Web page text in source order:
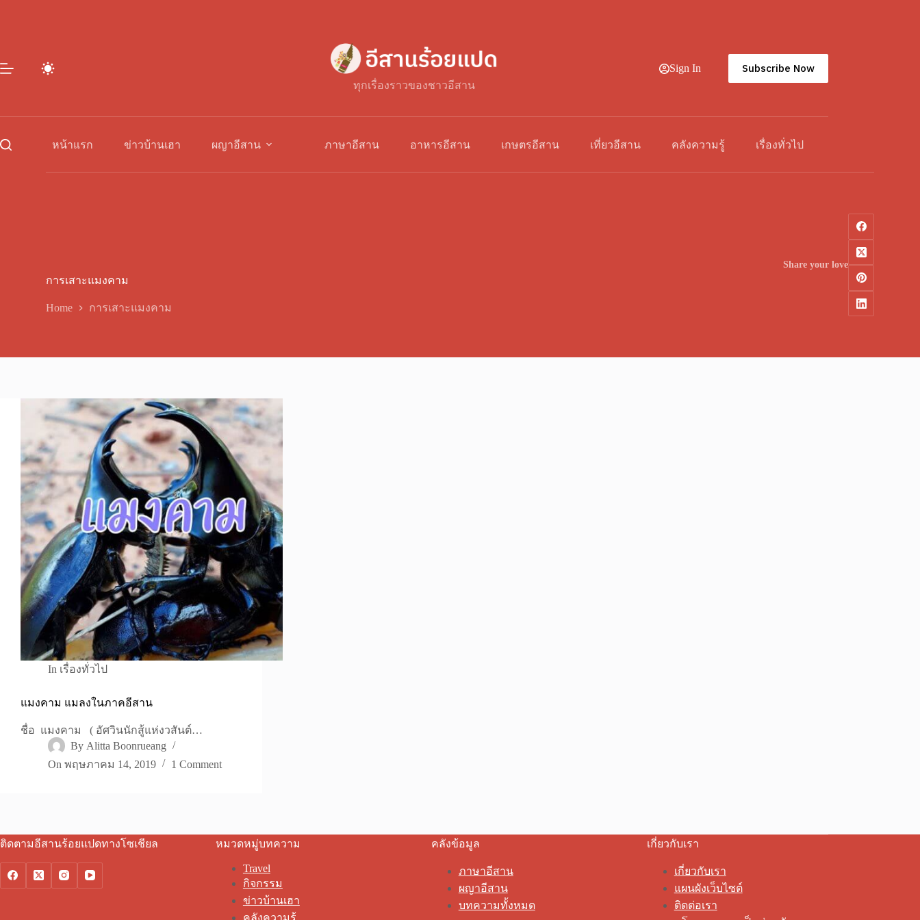
ทุกเรื่องราวของชาวอีสาน
Sign In Subscribe Now
หน้าแรก ข่าวบ้านเฮา ผญาอีสาน ภาษาอีสาน อาหารอีสาน เกษตรอีสาน เที่ยวอีสาน คลังความรู้ เรื่องทั่วไป
การเสาะแมงคาม
Home การเสาะแมงคาม
Share your love
In เรื่องทั่วไป
แมงคาม แมลงในภาคอีสาน
ชื่อ แมงคาม ( อัศวินนักสู้แห่งวสันต์…
By Alitta Boonrueang
On พฤษภาคม 14, 2019 1 Comment
ติดตามอีสานร้อยแปดทางโซเชียล หมวดหมู่บทความ
Travel
กิจกรรม
ข่าวบ้านเฮา
คลังข้อมูล
ภาษาอีสาน
ผญาอีสาน
บทความทั้งหมด
เกี่ยวกับเรา
เกี่ยวกับเรา
แผนผังเว็บไซต์
ติดต่อเรา